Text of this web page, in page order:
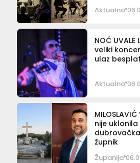
Aktualno
NOĆ
veliki
ulaz
Aktualno
nije
župnik
Županija